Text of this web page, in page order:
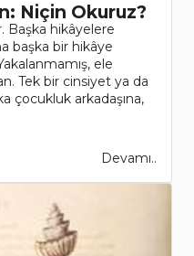
Niçin Okuruz?
Başka hikâyelere
başka bir hikâye
ele
Tek bir cinsiyet ya da
çocukluk arkadaşına,
Devamı..